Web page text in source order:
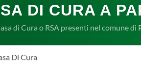
DI CURA A
di Cura o RSA presenti nel comune
Di Cura